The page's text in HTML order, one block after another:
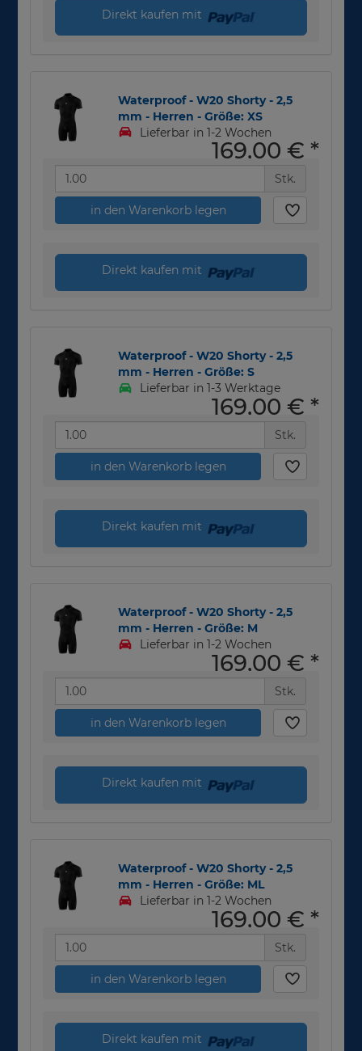
Direkt kaufen mit
Waterproof - W20 Shorty - 2,5
mm - Herren - Größe: XS
Lieferbar in 1-2 Wochen
169,00 € *
Stk.
in den Warenkorb legen
Direkt kaufen mit
Waterproof - W20 Shorty - 2,5
mm - Herren - Größe: S
Lieferbar in 1-3 Werktage
169,00 € *
Stk.
in den Warenkorb legen
Direkt kaufen mit
Waterproof - W20 Shorty - 2,5
mm - Herren - Größe: M
Lieferbar in 1-2 Wochen
169,00 € *
Stk.
in den Warenkorb legen
Direkt kaufen mit
Waterproof - W20 Shorty - 2,5
mm - Herren - Größe: ML
Lieferbar in 1-2 Wochen
169,00 € *
Stk.
in den Warenkorb legen
Direkt kaufen mit